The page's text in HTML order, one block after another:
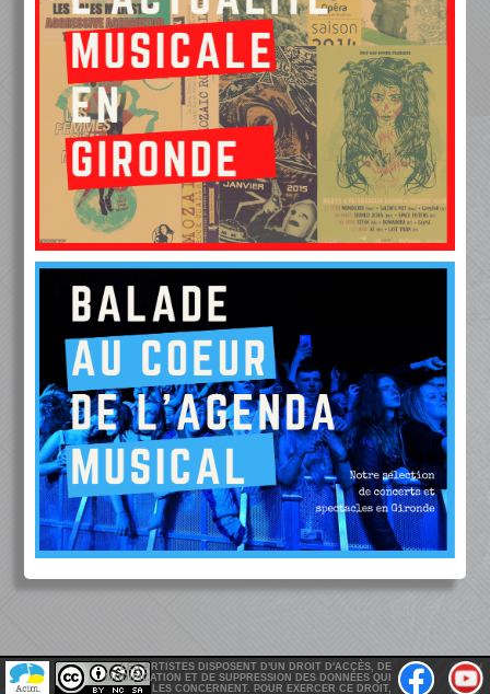
LES ARTISTES DISPOSENT D'UN DROIT D'ACCÈS, DE
MODIFICATION ET DE SUPPRESSION DES DONNÉES QUI
LES CONCERNENT. POUR EXERCER CE DROIT,